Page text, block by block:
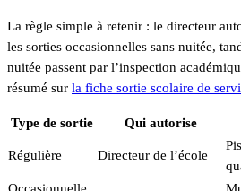
La règle simple à retenir : le directeur
les sorties occasionnelles sans nuitée,
nuitée passent par l’inspection
résumé sur la fiche sortie scolaire de
Type de sortie Qui autorise
Régulière Directeur de l’école